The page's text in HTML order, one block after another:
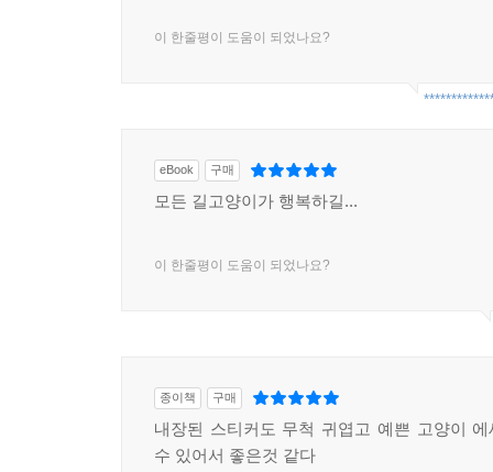
이 한줄평이 도움이 되었나요?
eBook 구매
모든 길고양이가 행복하길...
이 한줄평이 도움이 되었나요?
종이책 구매
내장된 스티커도 무척 귀엽고 예쁜 고양이
수 있어서 좋은것 같다